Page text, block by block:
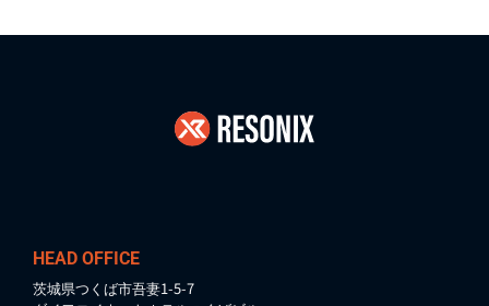
HEAD OFFICE
茨城県つくば市吾妻1-5-7